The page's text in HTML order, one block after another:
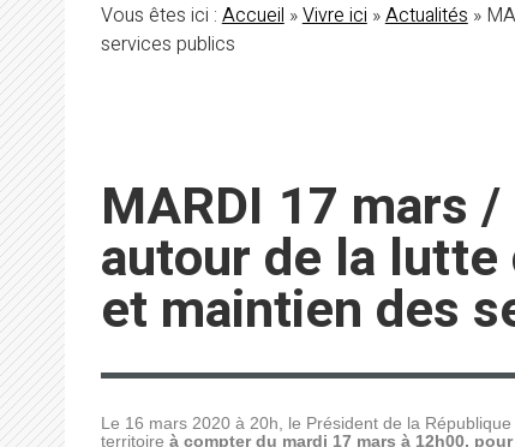
Vous êtes ici :Accueil»Vivre ici»Actualités»
services publics
MARDI 17 mars
autour de la lutte
et maintien des
Le 16 mars 2020 à 20h, le Président de la
territoire à compter du mardi 17 mars à 12h00,